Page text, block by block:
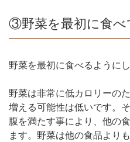
③野菜を最初に食べ
野菜を最初に食べるようにし
野菜は非常に低カロリーの
増える可能性は低いです。
腹を満たす事により、他の
ます。野菜は他の食品より